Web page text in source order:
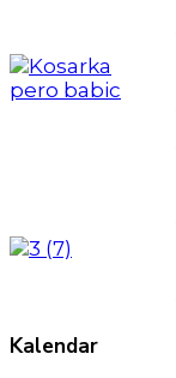
Kalendar